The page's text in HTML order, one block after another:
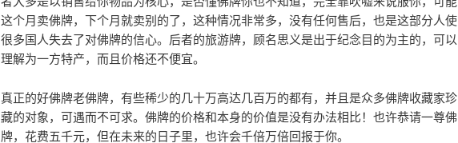
这个月卖佛牌，下个月就卖别的了，这种情况非常多，没有任何售后，也是这部分人使
很多国人失去了对佛牌的信心。后者的旅游牌，顾名思义是出于纪念目的为主的，可以
理解为一方特产，而且价格还不便宜。
真正的好佛牌老佛牌，有些稀少的几十万高达几百万的都有，并且是众多佛牌收藏家珍
藏的对象，可遇而不可求。佛牌的价格和本身的价值是没有办法相比！也许恭请一尊佛
牌，花费五千元，但在未来的日子里，也许会千倍万倍回报于你。